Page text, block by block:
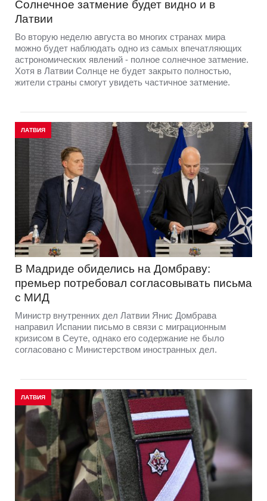
Солнечное затмение будет видно и в
Латвии
Во вторую неделю августа во многих странах мира
можно будет наблюдать одно из самых впечатляющих
астрономических явлений - полное солнечное затмение.
Хотя в Латвии Солнце не будет закрыто полностью,
жители страны смогут увидеть частичное затмение.
ЛАТВИЯ
В Мадриде обиделись на Домбраву:
премьер потребовал согласовывать письма
с МИД
Министр внутренних дел Латвии Янис Домбрава
направил Испании письмо в связи с миграционным
кризисом в Сеуте, однако его содержание не было
согласовано с Министерством иностранных дел.
ЛАТВИЯ